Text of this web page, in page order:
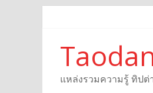
แหล่งรวมความรู้ ทิปต่